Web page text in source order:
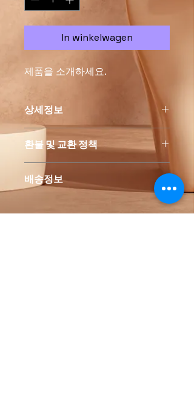
In winkelwagen
제품을 소개하세요.
상세정보
제품의 세부 사항들을 입력하세요. 제
품의 크기, 재질, 관리방법 등 친절하고
어줍니다. 제품의 어떤 부분이 소비자
들에게 어필할 것인지 우선순위를 잘
환불 및 교환 정책
"환불 정책", "제품 관리법" 등 고객들
에게 유용한 추가 제품 정보를 제공하
배송정보
배송정보를 입력하세요. 배송방법, 비
용 등 정확하고 깔끔한 설명은 소비자